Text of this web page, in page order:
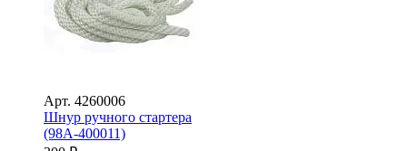
Арт. 4260006
Шнур ручного стартера
(98A-400011)